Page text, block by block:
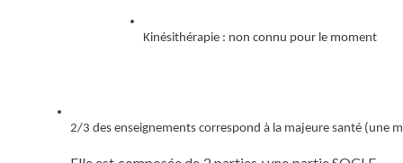
Kinésithérapie : non connu pour le moment
2/3 des enseignements correspond à la majeure santé (une